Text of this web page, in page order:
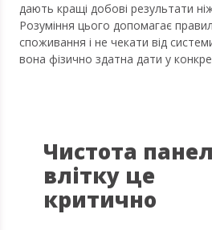
дають кращі добові результати
Розуміння цього допомагає
споживання і не чекати від
вона фізично здатна дати у
Чистота
влітку це
критично